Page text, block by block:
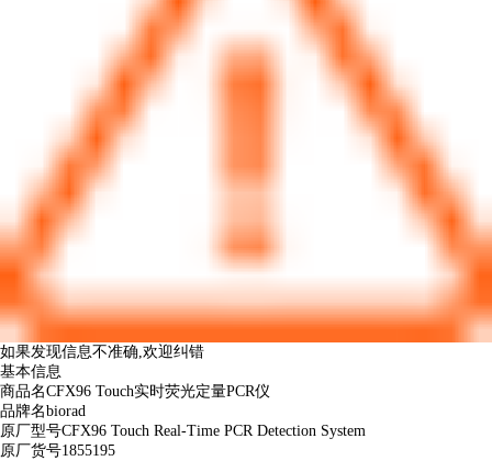
如果发现信息不准确,欢迎纠错
基本信息
商品名CFX96 Touch实时荧光定量PCR仪
品牌名biorad
原厂型号CFX96 Touch Real-Time PCR Detection System
原厂货号1855195